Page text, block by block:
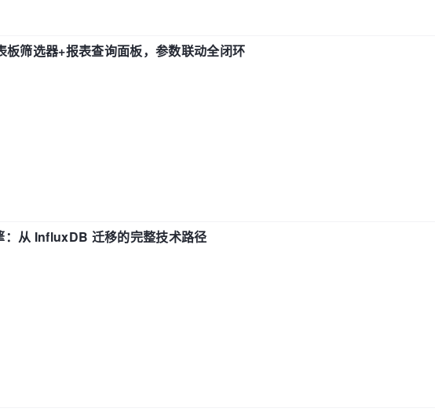
筛选器+报表查询面板，参数联动全闭环
从 InfluxDB 迁移的完整技术路径